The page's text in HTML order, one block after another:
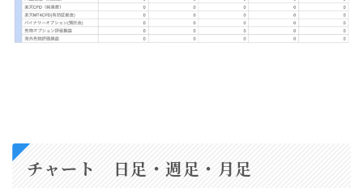
チャート 日足・週足・月足